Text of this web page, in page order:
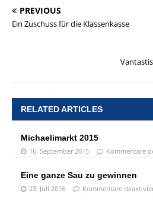
PREVIOUS
Ein Zuschuss für die Klassenkasse
RELATED ARTICLES
Michaelimarkt 2015
16. September 2015 Kommentare
Eine ganze Sau zu gewinnen
23. Juli 2016 Kommentare